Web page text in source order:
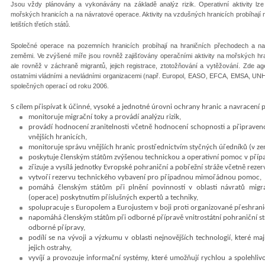
Jsou vždy plánovány a vykonávány na základě analýz rizik. Operativní aktivity
mořských hranicích a na návratové operace. Aktivity na vzdušných hranicích
letištích třetích států.
Společné operace na pozemních hranicích probíhají na hraničních přechodech a
zeměmi. Ve zvýšené míře jsou rovněž zajišťovány operačními aktivity na mořských
ale rovněž v záchraně migrantů, jejich registrace, ztotožňování a vytěžování. Zde
ostatními vládními a nevládními organizacemi (např. Europol, EASO, EFCA, EMSA,
společných operací od roku 2006.
S cílem přispívat k účinné, vysoké a jednotné úrovni ochrany hranic a navracení
monitoruje migrační toky a provádí analýzu rizik,
provádí hodnocení zranitelnosti včetně hodnocení schopnosti a
vnějších hranicích,
monitoruje správu vnějších hranic prostřednictvím styčných úředníků (v
poskytuje členským státům zvýšenou technickou a operativní pomoc v
zřizuje a vysílá jednotky Evropské pohraniční a pobřežní stráže včetně
vytvoří rezervu technického vybavení pro případnou mimořádnou pomoc,
pomáhá členským státům při plnění povinností v oblasti návratů
(operace) poskytnutím příslušných expertů a techniky,
spolupracuje s Europolem a Eurojustem v boji proti organizované
napomáhá členským státům při odborné přípravě vnitrostátní pohraniční
odborné přípravy,
podílí se na vývoji a výzkumu v oblasti nejnovějších technologií, které
jejich ostrahy,
vyvíjí a provozuje informační systémy, které umožňují rychlou a